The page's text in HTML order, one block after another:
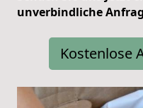
unverbindliche
Kostenlose